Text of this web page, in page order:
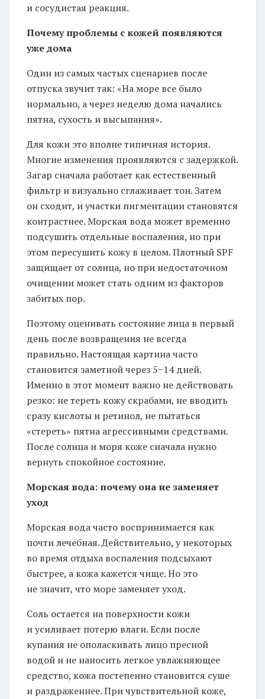
и сосудистая реакция.
Почему проблемы с кожей появляются
уже дома
Один из самых частых сценариев после
отпуска звучит так: «На море все было
нормально, а через неделю дома начались
пятна, сухость и высыпания».
Для кожи это вполне типичная история.
Многие изменения проявляются с задержкой.
Загар сначала работает как естественный
фильтр и визуально сглаживает тон. Затем
он сходит, и участки пигментации становятся
контрастнее. Морская вода может временно
подсушить отдельные воспаления, но при
этом пересушить кожу в целом. Плотный SPF
защищает от солнца, но при недостаточном
очищении может стать одним из факторов
забитых пор.
Поэтому оценивать состояние лица в первый
день после возвращения не всегда
правильно. Настоящая картина часто
становится заметной через 5−14 дней.
Именно в этот момент важно не действовать
резко: не тереть кожу скрабами, не вводить
сразу кислоты и ретинол, не пытаться
«стереть» пятна агрессивными средствами.
После солнца и моря коже сначала нужно
вернуть спокойное состояние.
Морская вода: почему она не заменяет
уход
Морская вода часто воспринимается как
почти лечебная. Действительно, у некоторых
во время отдыха воспаления подсыхают
быстрее, а кожа кажется чище. Но это
не значит, что море заменяет уход.
Соль остается на поверхности кожи
и усиливает потерю влаги. Если после
купания не ополаскивать лицо пресной
водой и не наносить легкое увлажняющее
средство, кожа постепенно становится суше
и раздраженнее. При чувствительной коже,